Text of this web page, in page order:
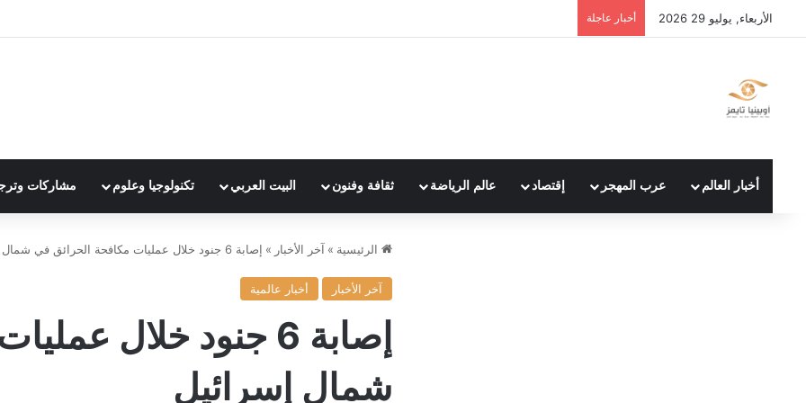
الأربعاء, يوليو 29 2026 أخبار عاجلة
أخبار العالم عرب المهجر إقتصاد عالم الرياضة ثقافة وفنون البيت العربي تكنولوجيا وعلوم مشاركات
الرئيسية » آخر الأخبار » إصابة 6 جنود خلال عمليات مكافحة الحرائق في شمال إسرائيل
آخر الأخبار أخبار عالمية
إصابة 6 جنود خلال
شمال إسرائيل